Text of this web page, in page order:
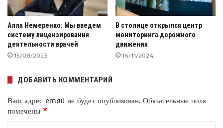
Алла Немеренко: Мы введем
систему лицензирования
деятельности врачей
15/08/2023
В столице открылся центр
мониторинга дорожного
движения
16/11/2024
ДОБАВИТЬ КОММЕНТАРИЙ
Ваш адрес email не будет опубликован. Обязательные поля
помечены *